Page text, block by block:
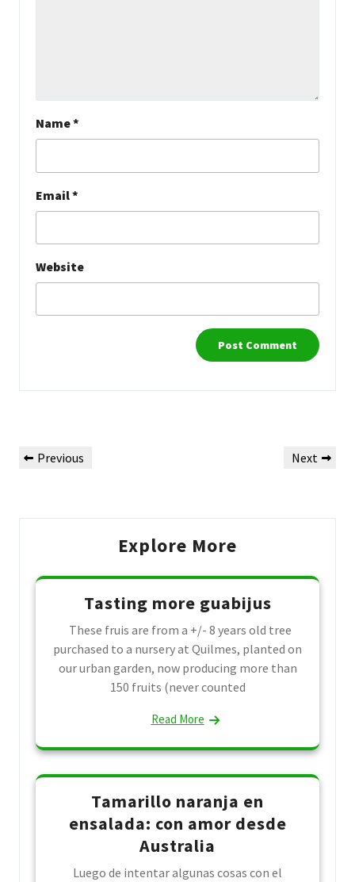
Name*
Email*
Website
navigation
Previous
Previous
Next
Next
Explore More
Tasting more guabijus
These fruis are from a +/- 8 years old tree
purchased to a nursery at Quilmes, planted on
our urban garden, now producing more than
150 fruits (never counted
Read More
Tamarillo naranja en
ensalada: con amor desde
Australia
Luego de intentar algunas cosas con el